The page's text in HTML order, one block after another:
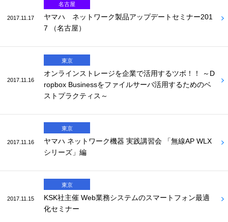
2017.11.17
名古屋
ヤマハ ネットワーク製品アップデートセミナー201
7 （名古屋）
2017.11.16
東京
オンラインストレージを企業で活用するツボ！！ ～D
ropbox Businessをファイルサーバ活用するためのベ
ストプラクティス～
2017.11.16
東京
ヤマハ ネットワーク機器 実践講習会 「無線AP WLX
シリーズ」編
2017.11.15
東京
KSK社主催 Web業務システムのスマートフォン最適
化セミナー